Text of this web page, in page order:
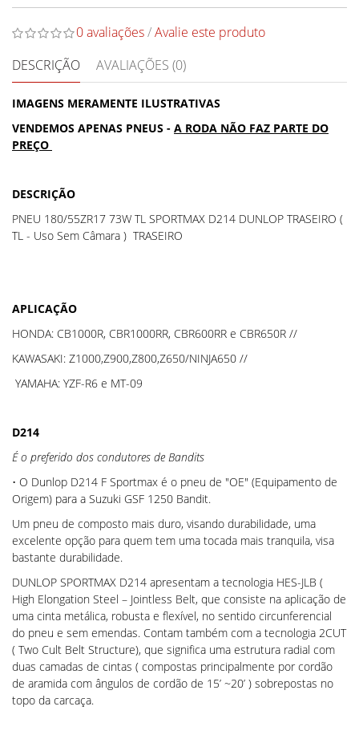
0 avaliações/Avalie este produto
DESCRIÇÃO
AVALIAÇÕES (0)
IMAGENS MERAMENTE ILUSTRATIVAS
VENDEMOS APENAS PNEUS - A RODA NÃO FAZ PARTE DO
PREÇO
DESCRIÇÃO
PNEU 180/55ZR17 73W TL SPORTMAX D214 DUNLOP TRASEIRO (
TL - Uso Sem Câmara ) TRASEIRO
APLICAÇÃO
HONDA: CB1000R, CBR1000RR, CBR600RR e CBR650R //
KAWASAKI: Z1000,Z900,Z800,Z650/NINJA650 //
YAMAHA: YZF-R6 e MT-09
D214
É o preferido dos condutores de Bandits
• O Dunlop D214 F Sportmax é o pneu de "OE" (Equipamento de
Origem) para a Suzuki GSF 1250 Bandit.
Um pneu de composto mais duro, visando durabilidade, uma
excelente opção para quem tem uma tocada mais tranquila, visa
bastante durabilidade.
DUNLOP SPORTMAX D214 apresentam a tecnologia HES-JLB (
High Elongation Steel – Jointless Belt, que consiste na aplicação de
uma cinta metálica, robusta e flexível, no sentido circunferencial
do pneu e sem emendas. Contam também com a tecnologia 2CUT
( Two Cult Belt Structure), que significa uma estrutura radial com
duas camadas de cintas ( compostas principalmente por cordão
de aramida com ângulos de cordão de 15’ ~20’ ) sobrepostas no
topo da carcaça.